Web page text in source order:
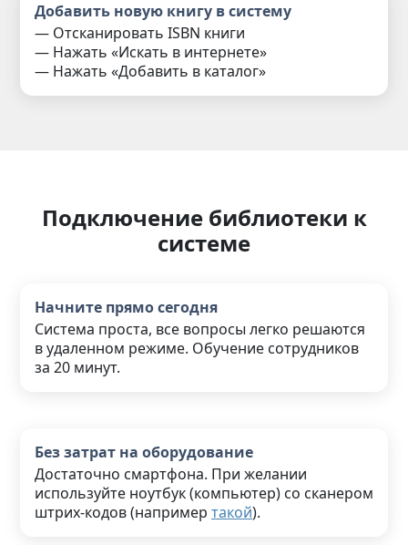
Добавить новую книгу в систему
— Отсканировать ISBN книги
— Нажать «Искать в интернете»
— Нажать «Добавить в каталог»
Подключение библиотеки к
системе
Начните прямо сегодня
Система проста, все вопросы легко решаются
в удаленном режиме. Обучение сотрудников
за 20 минут.
Без затрат на оборудование
Достаточно смартфона. При желании
используйте ноутбук (компьютер) со сканером
штрих-кодов (например такой).